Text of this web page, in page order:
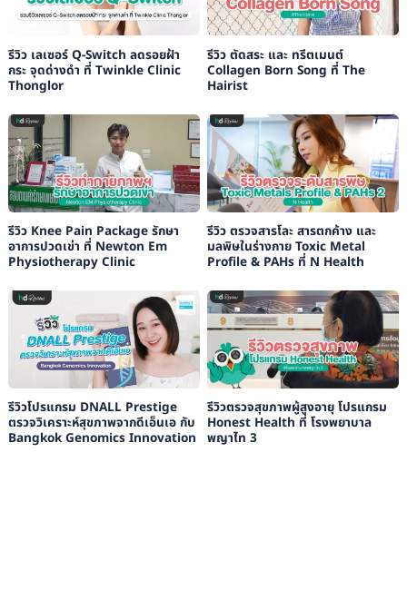
รีวิว เลเซอร์ Q-Switch ลดรอยฝ้า
กระ จุดด่างดำ ที่ Twinkle Clinic
Thonglor
รีวิว ตัดสระ และ ทรีตเมนต์
Collagen Born Song ที่ The
Hairist
รีวิว Knee Pain Package รักษา
อาการปวดเข่า ที่ Newton Em
Physiotherapy Clinic
รีวิว ตรวจสารโละ สารตกค้าง และ
มลพิษในร่างกาย Toxic Metal
Profile & PAHs ที่ N Health
รีวิวโปรแกรม DNALL Prestige
ตรวจวิเคราะห์สุขภาพจากดีเอ็นเอ กับ
Bangkok Genomics Innovation
รีวิวตรวจสุขภาพผู้สูงอายุ โปรแกรม
Honest Health ที่ โรงพยาบาล
พญาไท 3